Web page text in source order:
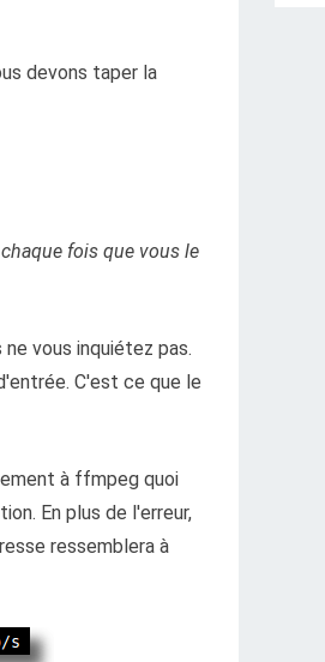
devons taper la
fois que vous le
vous inquiétez pas.
C'est ce que le
à ffmpeg quoi
En plus de l'erreur,
ressemblera à